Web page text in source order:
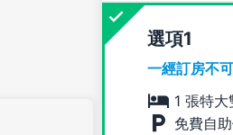
選項
一經訂房不
1 張特
免費自